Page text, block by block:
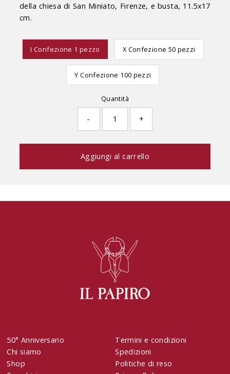
della chiesa di San Miniato, Firenze, e busta, 11.5x17
cm.
I Confezione 1 pezzo X Confezione 50 pezzi
Y Confezione 100 pezzi
Quantità
- +
50° Anniversario
Chi siamo
Shop
Termini e condizioni
Spedizioni
Politiche di reso